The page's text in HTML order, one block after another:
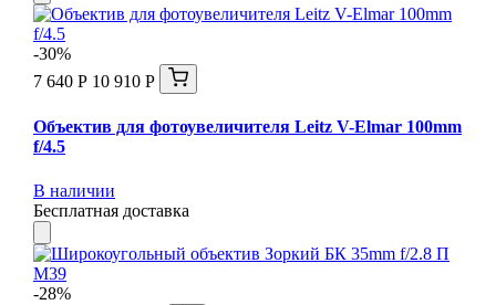
-30%
7 640 Р 10 910 Р
Объектив для фотоувеличителя Leitz V-Elmar 100mm
f/4.5
В наличии
Бесплатная доставка
-28%